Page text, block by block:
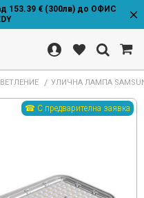
153.39 € (300лв) до ОФИС
УЛИЧНА ЛАМПА
☎ С предварителна заявка